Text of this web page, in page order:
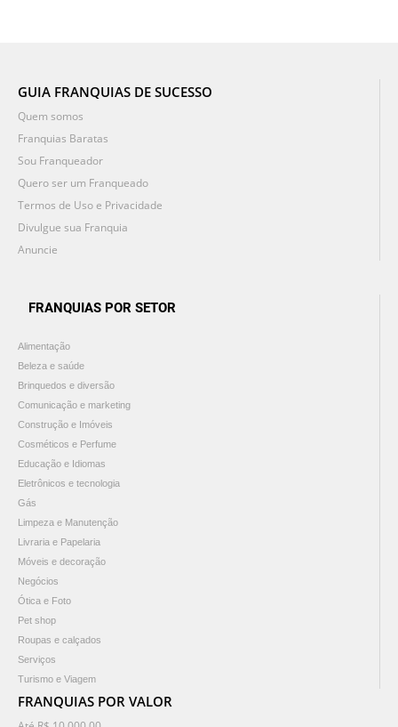
GUIA FRANQUIAS DE SUCESSO
Quem somos
Franquias Baratas
Sou Franqueador
Quero ser um Franqueado
Termos de Uso e Privacidade
Divulgue sua Franquia
Anuncie
FRANQUIAS POR SETOR
Alimentação
Beleza e saúde
Brinquedos e diversão
Comunicação e marketing
Construção e Imóveis
Cosméticos e Perfume
Educação e Idiomas
Eletrônicos e tecnologia
Gás
Limpeza e Manutenção
Livraria e Papelaria
Móveis e decoração
Negócios
Ótica e Foto
Pet shop
Roupas e calçados
Serviços
Turismo e Viagem
FRANQUIAS POR VALOR